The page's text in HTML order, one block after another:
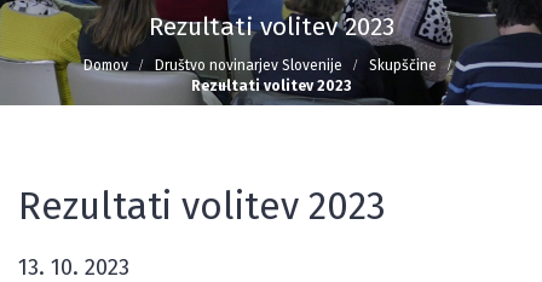
Rezultati volitev 2023
Domov Društvo novinarjev Slovenije
Skupščine
Rezultati volitev 2023
Rezultati volitev 2023
13. 10. 2023